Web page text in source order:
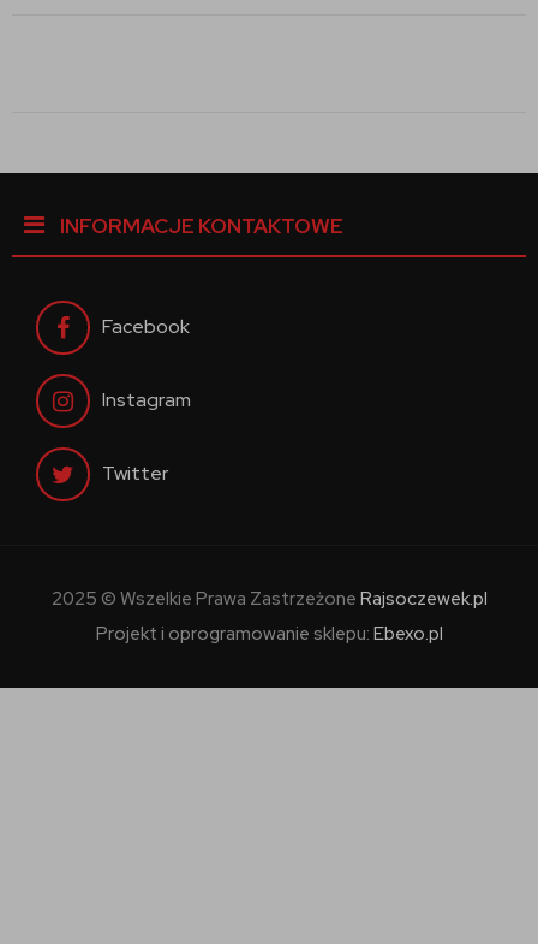
INFORMACJE KONTAKTOWE
Facebook
Instagram
Twitter
2025 © Wszelkie Prawa Zastrzeżone Rajsoczewek.pl
Projekt i oprogramowanie sklepu: Ebexo.pl